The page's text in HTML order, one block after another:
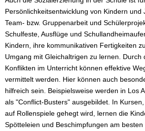
Persönlichkeitsentwicklung von Kindern und
Team- bzw. Gruppenarbeit und
Schulfeste, Ausflüge und
Kindern, ihre kommunikativen Fertigkeiten
Umgang mit Gleichaltrigen zu lernen. Durch
Konflikten im Unterricht können effektive
vermittelt werden. Hier können auch
hilfreich sein. Beispielsweise werden in Los
als "Conflict-Busters" ausgebildet. In
auf Rollenspiele gehegt wird, lernen die
Spötteleien und Beschimpfungen am